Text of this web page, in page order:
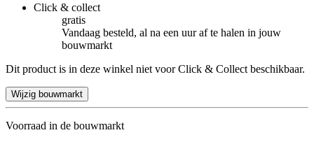
Click & collect
gratis
Vandaag besteld, al na een uur af te halen in jouw
bouwmarkt
Dit product is in deze winkel niet voor Click & Collect beschikbaar.
Wijzig bouwmarkt
Voorraad in de bouwmarkt